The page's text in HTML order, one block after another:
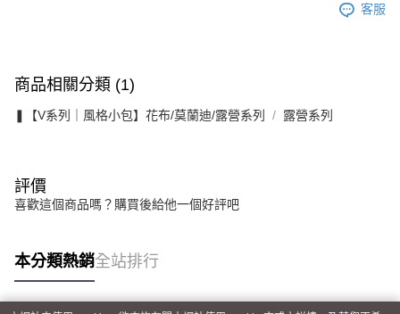
客服
商品相關分類 (1)
❚【V系列｜風格小包】花布/莫蘭迪/露營系列 露營系列
評價
喜歡這個商品嗎？購買後給他一個好評吧
本分類熱銷全站排行